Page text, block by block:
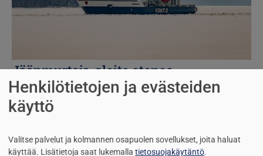
Jäänmurtaja-aloite etenee
17.11.2024 Jarmo Sinkkonen
Henkilötietojen ja evästeiden
käyttö
Valitse palvelut ja kolmannen osapuolen sovellukset, joita haluat
käyttää. Lisätietoja saat lukemalla tietosuojakäytäntö.